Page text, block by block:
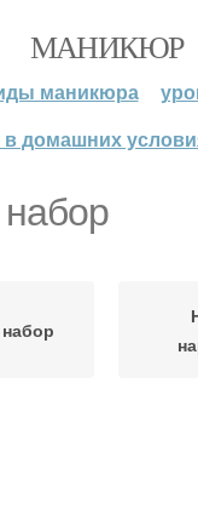
МАНИКЮР
маникюра
домашних